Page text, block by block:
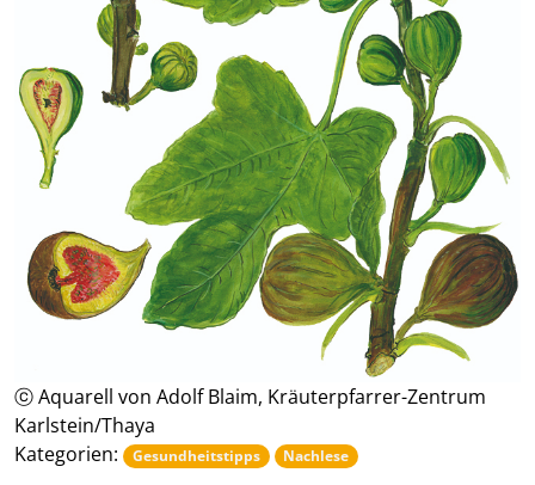
ⓒ Aquarell von Adolf Blaim, Kräuterpfarrer-Zentrum
Karlstein/Thaya
Kategorien:
Gesundheitstipps Nachlese